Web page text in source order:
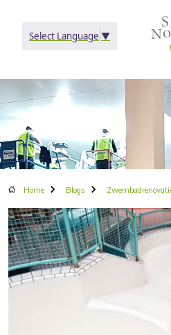
Select Language ▼
Home Blogs